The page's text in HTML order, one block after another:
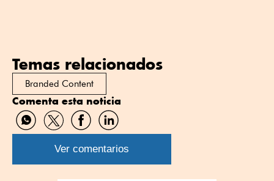
Temas relacionados
Branded Content
Comenta esta noticia
Compartir
por
WhatsApp
Compartir
por
Twitter
Compartir
por
Facebook
Compartir
por
Linkedin
Ver comentarios